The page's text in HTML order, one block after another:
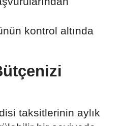
kontrol altında
taksitlerinin aylık